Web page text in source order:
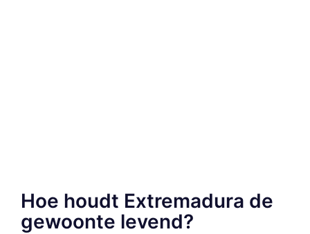
Hoe houdt Extremadura de
gewoonte levend?